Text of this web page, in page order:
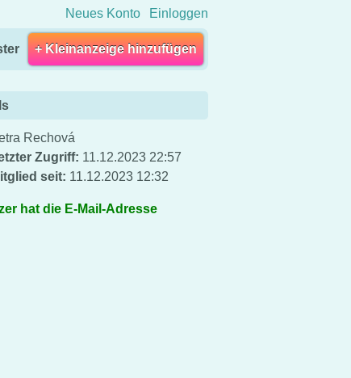
Neues Konto Einloggen
+ Kleinanzeige hinzufügen
Rechová
Zugriff: 11.12.2023 22:57
seit: 11.12.2023 12:32
hat die E-Mail-Adresse